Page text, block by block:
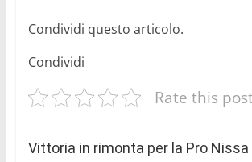
sport,
spettacoli,
cultura,
medicina
Condividi questo articolo.
Condividi
Rate this
Vittoria in rimonta per la Pro Nissa